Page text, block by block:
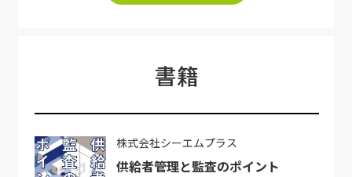
書籍
株式会社シーエムプラス
供給者管理と監査のポイント